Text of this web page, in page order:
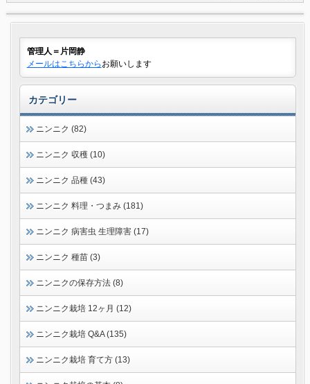
管理人＝片岡静
メールはこちらから お願いします
カテゴリー
ニンニク (82)
ニンニク 収穫 (10)
ニンニク 品種 (43)
ニンニク 料理・つまみ (181)
ニンニク 病害虫 生理障害 (17)
ニンニク 種苗 (3)
ニンニクの保存方法 (8)
ニンニク栽培 12ヶ月 (12)
ニンニク栽培 Q&A (135)
ニンニク栽培 育て方 (13)